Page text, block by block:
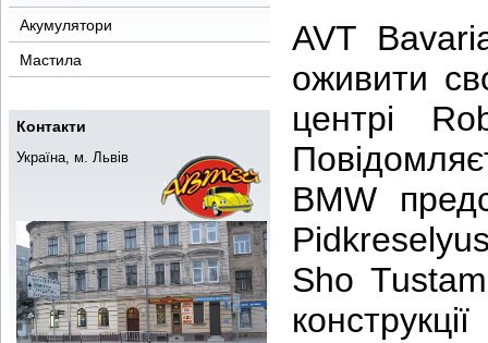
Акумулятори
Мастила
Контакти
Україна, м. Львів
AVT
оживити
центрі
BMW
Sho